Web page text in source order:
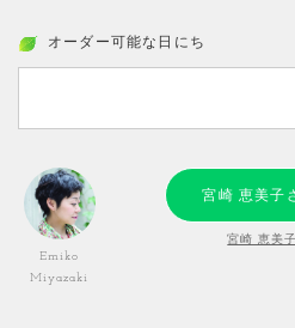
オーダー可能な日にち
Emiko
Miyazaki
宮崎 恵美子
宮崎 恵美